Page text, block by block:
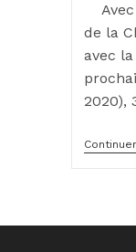
Avec
de la
avec
2020),